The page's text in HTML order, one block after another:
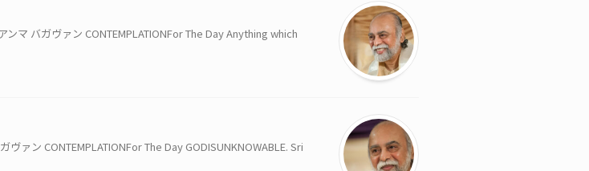
マ バガヴァン CONTEMPLATIONFor The Day Anything which
ァン CONTEMPLATIONFor The Day GODISUNKNOWABLE. Sri